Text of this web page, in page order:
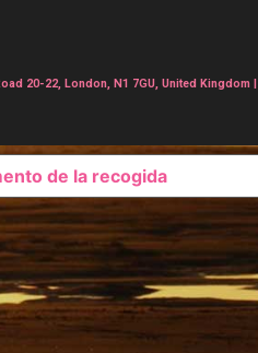
20-22, London, N1 7GU, United Kingdom |
de la recogida